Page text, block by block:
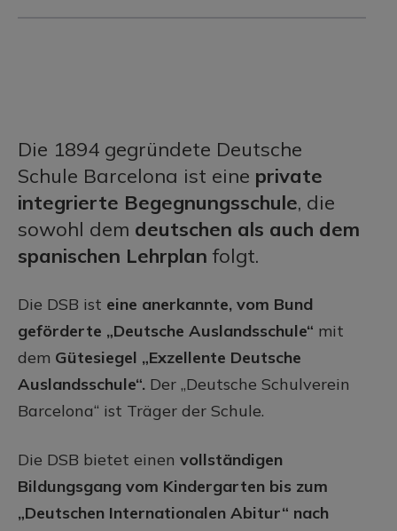
Die 1894 gegründete Deutsche
Schule Barcelona ist eine private
integrierte Begegnungsschule, die
sowohl dem deutschen als auch dem
spanischen Lehrplan folgt.
Die DSB ist eine anerkannte, vom Bund
geförderte „Deutsche Auslandsschule“ mit
dem Gütesiegel „Exzellente Deutsche
Auslandsschule“. Der „Deutsche Schulverein
Barcelona“ ist Träger der Schule.
Die DSB bietet einen vollständigen
Bildungsgang vom Kindergarten bis zum
„Deutschen Internationalen Abitur“ nach